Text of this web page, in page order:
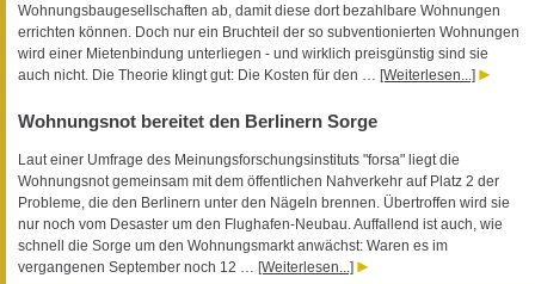
Wohnungsbaugesellschaften ab, damit diese dort bezahlbare Wohnungen
errichten können. Doch nur ein Bruchteil der so subventionierten Wohnungen
wird einer Mietenbindung unterliegen - und wirklich preisgünstig sind sie
auch nicht. Die Theorie klingt gut: Die Kosten für den … [Weiterlesen...]
Wohnungsnot bereitet den Berlinern Sorge
Laut einer Umfrage des Meinungsforschungsinstituts "forsa" liegt die
Wohnungsnot gemeinsam mit dem öffentlichen Nahverkehr auf Platz 2 der
Probleme, die den Berlinern unter den Nägeln brennen. Übertroffen wird sie
nur noch vom Desaster um den Flughafen-Neubau. Auffallend ist auch, wie
schnell die Sorge um den Wohnungsmarkt anwächst: Waren es im
vergangenen September noch 12 … [Weiterlesen...]